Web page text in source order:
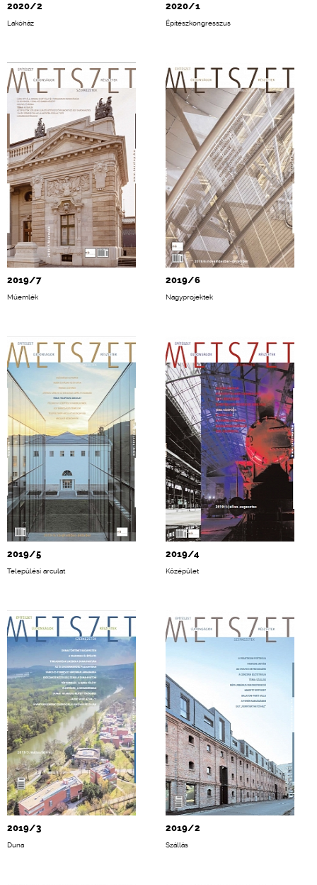
2020/2
Lakóház
2020/1
Építészkongresszus
2019/7
Műemlék
2019/6
Nagyprojektek
2019/5
Települési arculat
2019/4
Középület
2019/3
Duna
2019/2
Szállás